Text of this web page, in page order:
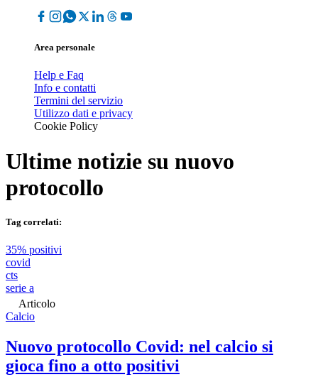
Area personale
Help e Faq
Info e contatti
Termini del servizio
Utilizzo dati e privacy
Cookie Policy
Ultime notizie su nuovo
protocollo
Tag correlati:
35% positivi
covid
cts
serie a
Articolo
Calcio
Nuovo protocollo Covid: nel calcio si
gioca fino a otto positivi